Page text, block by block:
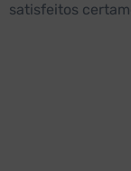
satisfeitos